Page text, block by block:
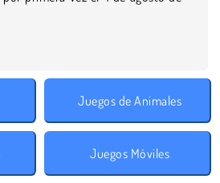
Juegos de Animales
Juegos Móviles